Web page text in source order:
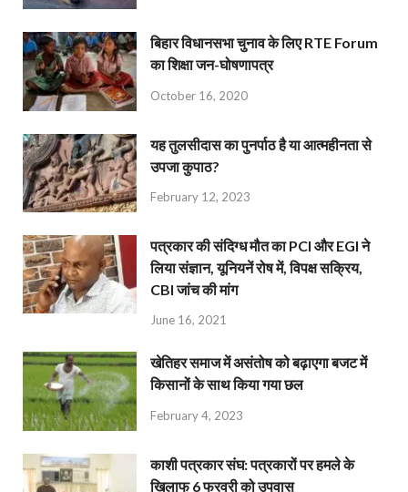
बिहार विधानसभा चुनाव के लिए RTE Forum
का शिक्षा जन-घोषणापत्र
October 16, 2020
यह तुलसीदास का पुनर्पाठ है या आत्महीनता से
उपजा कुपाठ?
February 12, 2023
पत्रकार की संदिग्ध मौत का PCI और EGI ने
लिया संज्ञान, यूनियनें रोष में, विपक्ष सक्रिय,
CBI जांच की मांग
June 16, 2021
खेतिहर समाज में असंतोष को बढ़ाएगा बजट में
किसानों के साथ किया गया छल
February 4, 2023
काशी पत्रकार संघ: पत्रकारों पर हमले के
खिलाफ 6 फरवरी को उपवास